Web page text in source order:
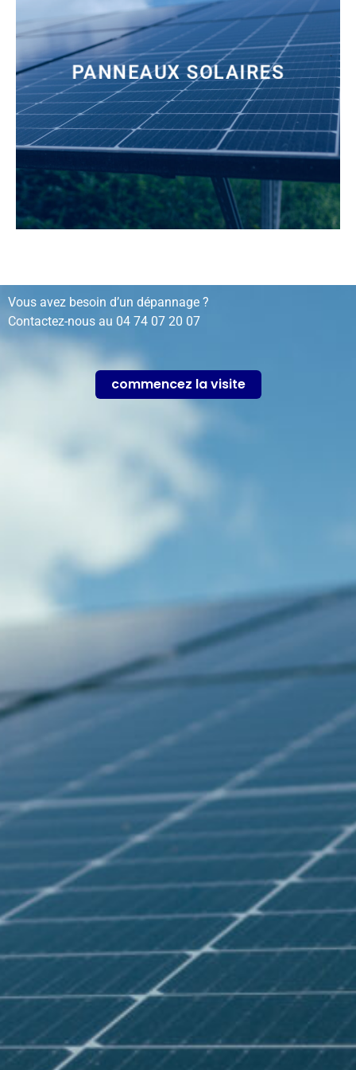
PANNEAUX SOLAIRES
installation, rénovation, dépannage…
Vous avez besoin d’un dépannage ?
Contactez-nous au 04 74 07 20 07
commencez la visite